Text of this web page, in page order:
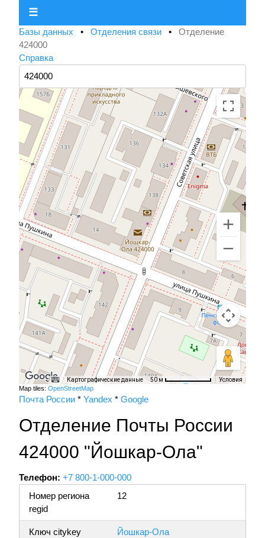
☰
Базы данных • Отделения связи • Отделение
424000
Справка
Картографические данные 50 м Условия
Map tiles: OpenStreetMap
Почта России * Yandex * Google
Отделение Почты России
424000 "Йошкар-Ола"
Телефон: +7 800-1-000-000
Номер региона
regid
12
Ключ citykey Йошкар-Ола